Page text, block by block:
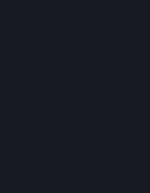
mengirimkan permintaan dan kami
di beberapa wilayah memiliki
pengembalian dana jika pihak
Kamu akan menerima
waktu satu minggu sejak disetujui.
pengembalian dana dalam bentuk
melalui metode pembayaran awal
melakukan pembelian. Jika karena
bisa melakukan pengembalian
awal, dana akan dikirim ke Steam
pembayaran yang tersedia di
pengembalian dana ke metode
Kapan